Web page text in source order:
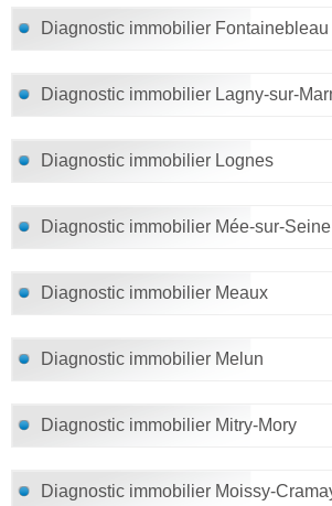
Diagnostic immobilier Fontainebleau
Diagnostic immobilier Lagny-sur-
Diagnostic immobilier Lognes
Diagnostic immobilier Mée-sur-Seine
Diagnostic immobilier Meaux
Diagnostic immobilier Melun
Diagnostic immobilier Mitry-Mory
Diagnostic immobilier Moissy-